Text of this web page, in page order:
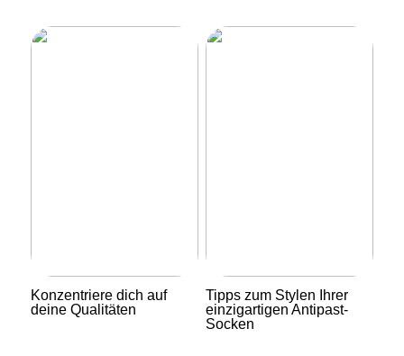
Konzentriere dich auf
deine Qualitäten
Tipps zum Stylen Ihrer
einzigartigen Antipast-
Socken